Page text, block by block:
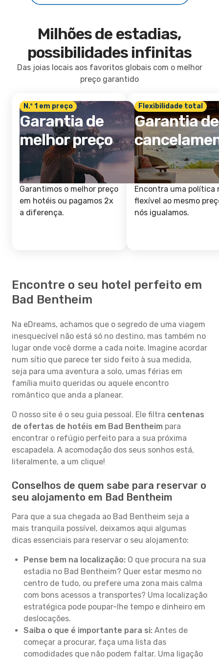
Milhões de estadias,
possibilidades infinitas
Das joias locais aos favoritos globais com o melhor
preço garantido
N.º 1 em preço
Garantia de
melhor preço
Garantimos o melhor preço
em hotéis ou pagamos 2x
a diferença.
Flexibilidade total
Garantia de
Encontra uma política
flexível ao mesmo
nós igualamos.
Encontre o seu hotel perfeito em
Bad Bentheim
Na eDreams, achamos que o segredo de uma viagem
inesquecível não está só no destino, mas também no
lugar onde você dorme a cada noite. Imagine acordar
num sítio que parece ter sido feito à sua medida,
seja para uma aventura a solo, umas férias em
família muito queridas ou aquele encontro
romântico que anda a planear.
O nosso site é o seu guia pessoal. Ele filtra centenas
de ofertas de hotéis em Bad Bentheim para
encontrar o refúgio perfeito para a sua próxima
escapadela. A acomodação dos seus sonhos está,
literalmente, a um clique!
Conselhos de quem sabe para reservar o
seu alojamento em Bad Bentheim
Para que a sua chegada ao Bad Bentheim seja a
mais tranquila possível, deixamos aqui algumas
dicas essenciais para reservar o seu alojamento:
Pense bem na localização: O que procura na sua
estadia no Bad Bentheim? Quer estar mesmo no
centro de tudo, ou prefere uma zona mais calma
com bons acessos a transportes? Uma localização
estratégica pode poupar-lhe tempo e dinheiro em
deslocações.
Saiba o que é importante para si: Antes de
começar a procurar, faça uma lista das
comodidades que não podem faltar. Uma ligação